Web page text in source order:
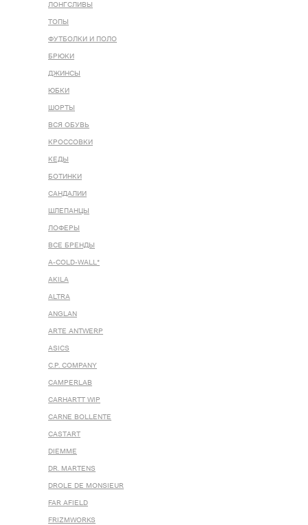
ЛОНГСЛИВЫ
ТОПЫ
ФУТБОЛКИ И ПОЛО
БРЮКИ
ДЖИНСЫ
ЮБКИ
ШОРТЫ
ВСЯ ОБУВЬ
КРОССОВКИ
КЕДЫ
БОТИНКИ
САНДАЛИИ
ШЛЕПАНЦЫ
ЛОФЕРЫ
ВСЕ БРЕНДЫ
A-COLD-WALL*
AKILA
ALTRA
ANGLAN
ARTE ANTWERP
ASICS
C.P. COMPANY
CAMPERLAB
CARHARTT WIP
CARNE BOLLENTE
CASTART
DIEMME
DR. MARTENS
DROLE DE MONSIEUR
FAR AFIELD
FRIZMWORKS